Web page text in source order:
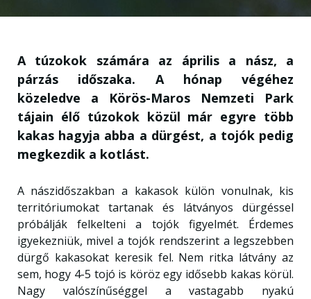
A túzokok számára az április a nász, a
párzás időszaka. A hónap végéhez
közeledve a Körös-Maros Nemzeti Park
tájain élő túzokok közül már egyre több
kakas hagyja abba a dürgést, a tojók pedig
megkezdik a kotlást.
A nászidőszakban a kakasok külön vonulnak, kis
territóriumokat tartanak és látványos dürgéssel
próbálják felkelteni a tojók figyelmét. Érdemes
igyekezniük, mivel a tojók rendszerint a legszebben
dürgő kakasokat keresik fel. Nem ritka látvány az
sem, hogy 4-5 tojó is köröz egy idősebb kakas körül.
Nagy valószínűséggel a vastagabb nyakú